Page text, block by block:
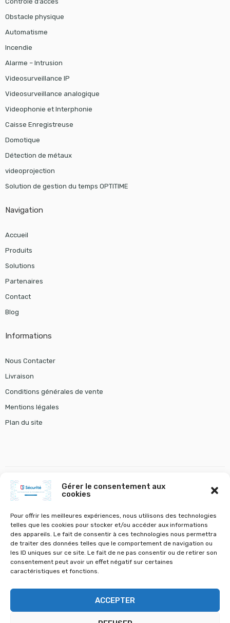
Gérer le consentement aux
cookies
Pour offrir les meilleures expériences, nous utilisons des technologies
telles que les cookies pour stocker et/ou accéder aux informations
des appareils. Le fait de consentir à ces technologies nous permettra
de traiter des données telles que le comportement de navigation ou
les ID uniques sur ce site. Le fait de ne pas consentir ou de retirer son
consentement peut avoir un effet négatif sur certaines
caractéristiques et fonctions.
ACCEPTER
Obstacle physique
Automatisme
Incendie
Alarme – Intrusion
Videosurveillance IP
Videosurveillance analogique
Videophonie et Interphonie
Caisse Enregistreuse
Domotique
Détection de métaux
videoprojection
Solution de gestion du temps OPTITIME
Navigation
Accueil
Produits
Solutions
Partenaires
Contact
Blog
Informations
Nous Contacter
Livraison
Conditions générales de vente
Mentions légales
Plan du site
gestion chauffage tourniquet gunnebo
VOLETS A BATTANTS ET STORES VOLETS ROULANTS
© CS Sécurité
Découvrez notre vaste sélection de matériel électronique et de sécurité
pour protéger votre foyer ou votre entreprise. Achetez des caméras de
surveillance, des systèmes d'alarme, des accessoires électroniques et